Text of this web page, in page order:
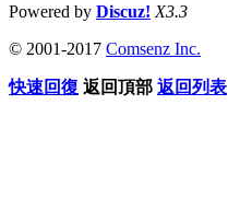
Powered by Discuz! X3.3
© 2001-2017 Comsenz Inc.
快速回復 返回頂部 返回列表